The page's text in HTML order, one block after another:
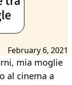
February 6, 2021
mia moglie
al cinema a